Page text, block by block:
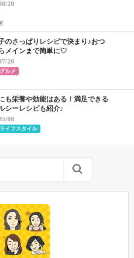
20
のさっぱりレシピで決まり♪おつ
メインまで簡単に♡
26
グルメ
も栄養や効能はある！満足できる
シーレシピも紹介♪
08
ライフスタイル